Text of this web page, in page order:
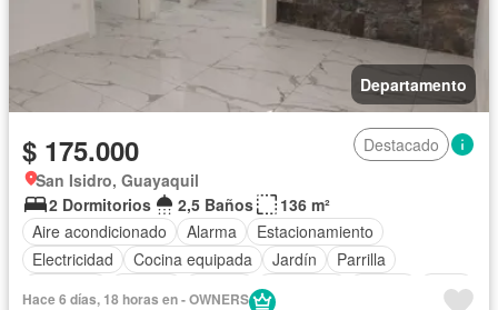
Departamento
$ 175.000
Destacado
San Isidro, Guayaquil
2 Dormitorios
2,5 Baños
136 m²
Aire acondicionado
Alarma
Estacionamiento
Electricidad
Cocina equipada Jardín
Parrilla
Seguridad Agua
Hace 6 días, 18 horas en - OWNERS